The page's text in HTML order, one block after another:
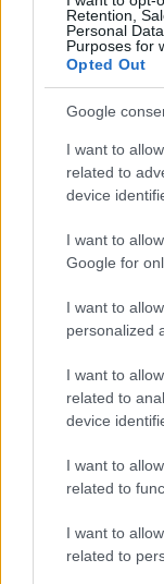
Retention,
Personal
Purposes for
Opted Out
Google
I want to
related to
device
I want to
Google for
I want to
personalized
I want to
related to
device
I want to
related to
I want to
related to